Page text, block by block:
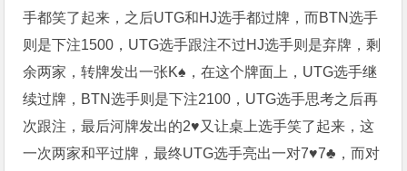
手都笑了起来，之后UTG和HJ选手都过牌，而BTN选手
则是下注1500，UTG选手跟注不过HJ选手则是弃牌，剩
余两家，转牌发出一张K♠️，在这个牌面上，UTG选手继
续过牌，BTN选手则是下注2100，UTG选手思考之后再
次跟注，最后河牌发出的2♥️又让桌上选手笑了起来，这
一次两家和平过牌，最终UTG选手亮出一对7♥️7♣️，而对